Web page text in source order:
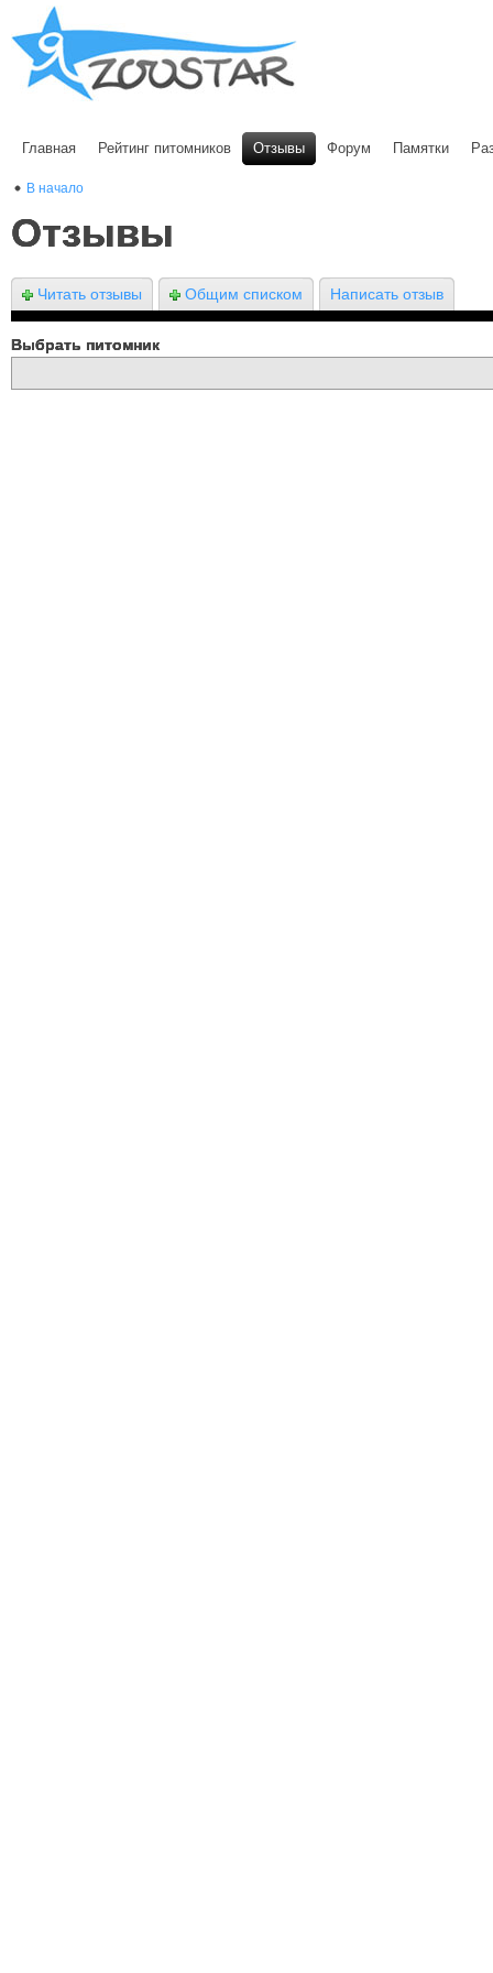
Главная Рейтинг питомников Отзывы Форум Памятки
В начало
Отзывы
Читать отзывы Общим списком Написать отзыв
Выбрать питомник